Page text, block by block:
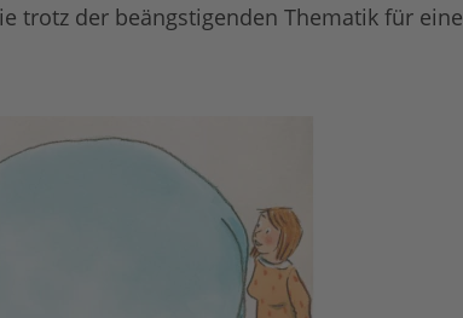
trotz der beängstigenden Thematik für eine